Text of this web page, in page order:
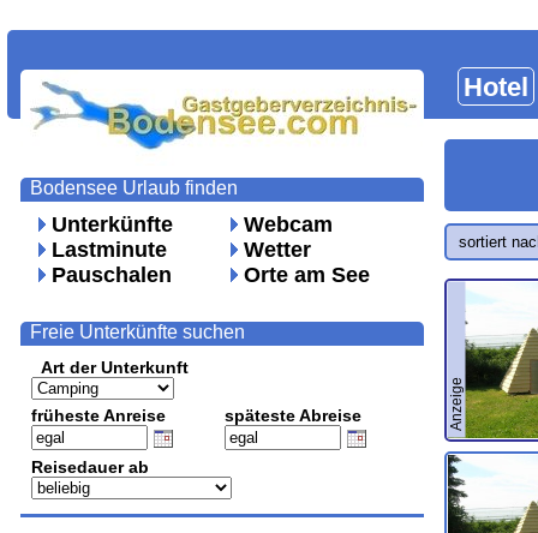
Unterkünfte
Lastminute
Pauschalen
Webcam
Wetter
Orte am See
Bodensee Urlaub finden
Art der Unterkunft
früheste Anreise späteste Abreise
Reisedauer ab
Freie Unterkünfte suchen
Hotel
sortiert
Anzeige